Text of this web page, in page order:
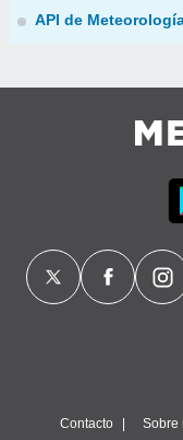
API de
Contacto Sobre